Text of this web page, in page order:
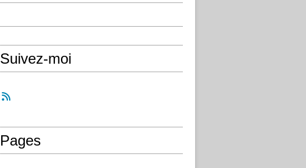
Suivez-moi
Pages